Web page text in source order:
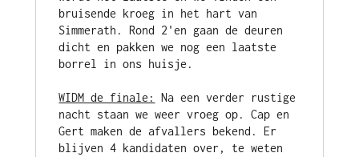
bruisende kroeg in het hart van
Simmerath. Rond 2'en gaan de deuren
dicht en pakken we nog een laatste
WIDM de finale:
Na een verder rustige
nacht staan we weer vroeg op. Cap en
Gert maken de afvallers bekend. Er
blijven 4 kandidaten over, te weten